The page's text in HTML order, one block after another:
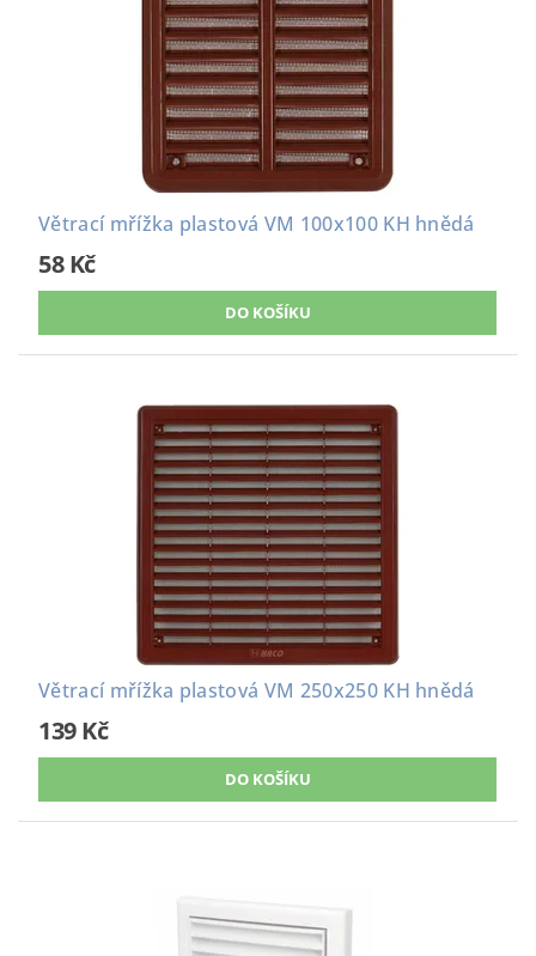
Větrací mřížka plastová VM 100x100 KH hnědá
58 Kč
Větrací mřížka plastová VM 250x250 KH hnědá
139 Kč